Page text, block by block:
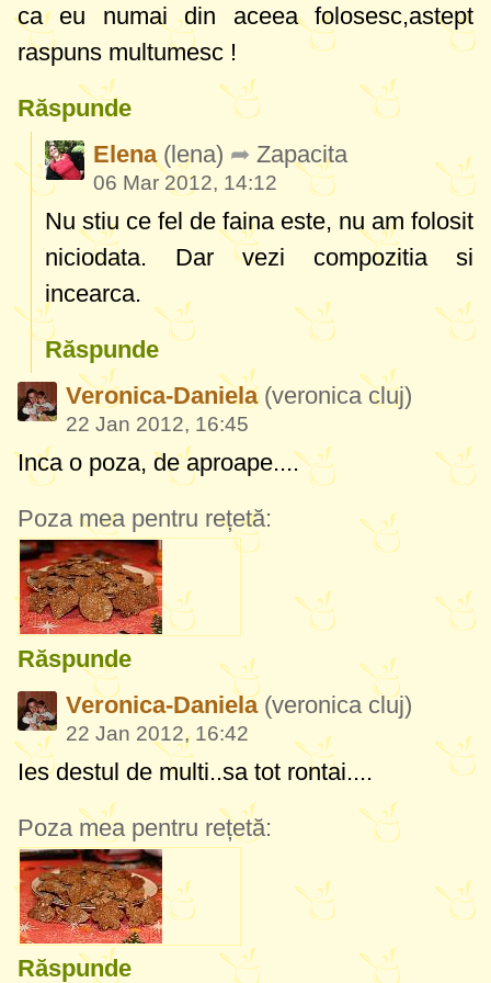
ca eu numai din aceea folosesc,astept
raspuns multumesc !
Răspunde
Elena (lena) Zapacita
06 Mar 2012, 14:12
Nu stiu ce fel de faina este, nu am folosit
niciodata. Dar vezi compozitia si
incearca.
Răspunde
Veronica-Daniela (veronica cluj)
22 Jan 2012, 16:45
Inca o poza, de aproape....
Poza mea pentru rețetă:
Răspunde
Veronica-Daniela (veronica cluj)
22 Jan 2012, 16:42
Ies destul de multi..sa tot rontai....
Poza mea pentru rețetă:
Răspunde